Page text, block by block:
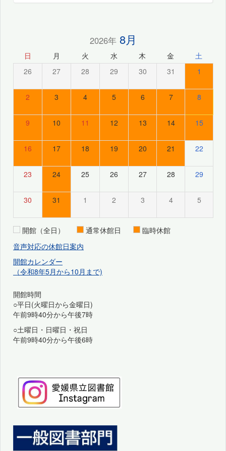
2026年8月
日 月 火 水 木 金 土
26 27 28 29 30 31 1
2 3 4 5 6 7 8
9 10 11 12 13 14 15
16 17 18 19 20 21 22
23 24 25 26 27 28 29
30 31 1 2 3 4 5
開館（全日） 通常休館日
臨時休館
音声対応の休館日案内
開館カレンダー
（令和8年5月から10月まで)
開館時間
○平日(火曜日から金曜日)
午前9時40分から午後7時
○土曜日・日曜日・祝日
午前9時40分から午後6時